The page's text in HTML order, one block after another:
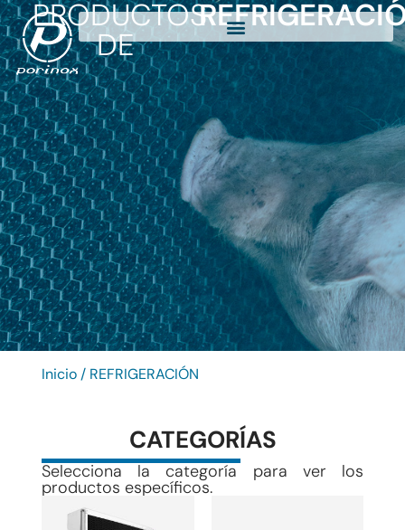
PRODUCTOS
DE
Inicio/ REFRIGERACIÓN
CATEGORÍAS
Selecciona la categoría para ver los
productos específicos.